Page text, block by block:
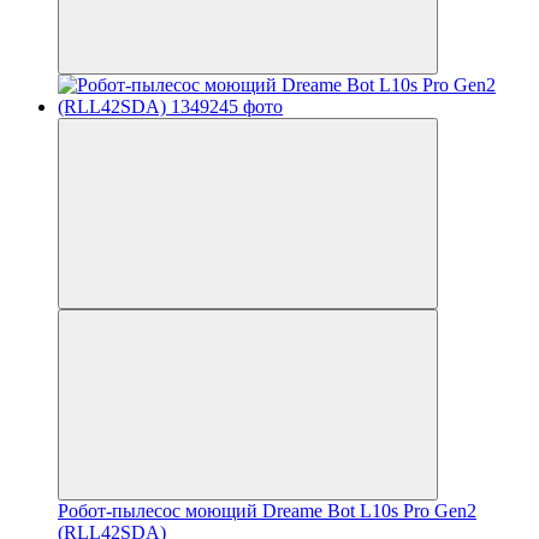
Робот-пылесос моющий Dreame Bot L10s Pro Gen2
(RLL42SDA)